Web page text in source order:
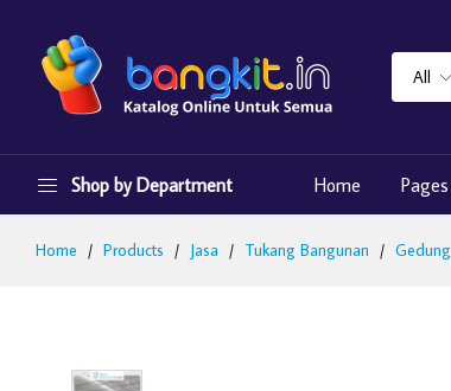
All
Shop by Department Home Pages
Home Products Jasa Tukang Bangunan Gedung